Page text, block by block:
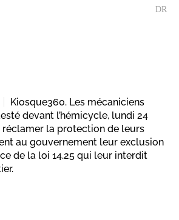
DR
Kiosque360. Les mécaniciens
devant l’hémicycle, lundi 24
réclamer la protection de leurs
au gouvernement leur exclusion
de la loi 14.25 qui leur interdit